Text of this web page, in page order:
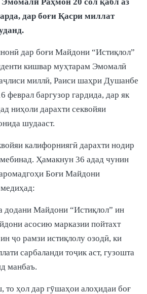
дар боғи Қасри миллат
дар боғи Майдони “Истиқлол”
кишвар муҳтарам Эмомалӣ
миллӣ, Раиси шаҳри Душанбе
феврал баргузор гардида, дар як
ниҳоли дарахти секвойяи
шудааст.
калифорниягӣ дарахти нодир
Ҳамакнун 36 адад чунин
Боғи Майдони
додани Майдони “Истиқлол” ин
асосию марказии пойтахт
ҷо рамзи истиқлолу озодӣ, ки
сарбаланди тоҷик аст, гузошта
манбаъ.
то ҳол дар гӯшаҳои алоҳидаи боғ